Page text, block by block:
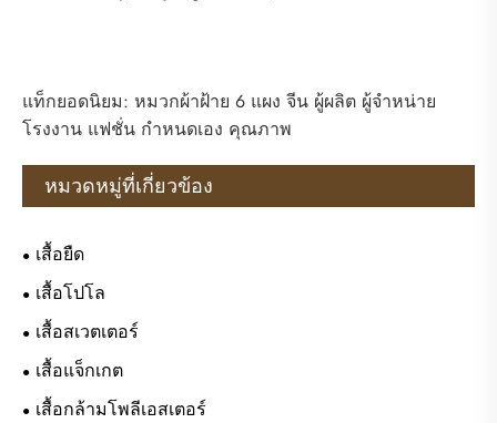
แท็กยอดนิยม: หมวกผ้าฝ้าย 6 แผง จีน ผู้ผลิต ผู้จำหน่าย
โรงงาน แฟชั่น กำหนดเอง คุณภาพ
หมวดหมู่ที่เกี่ยวข้อง
เสื้อยืด
เสื้อโปโล
เสื้อสเวตเตอร์
เสื้อแจ็กเกต
เสื้อกล้ามโพลีเอสเตอร์